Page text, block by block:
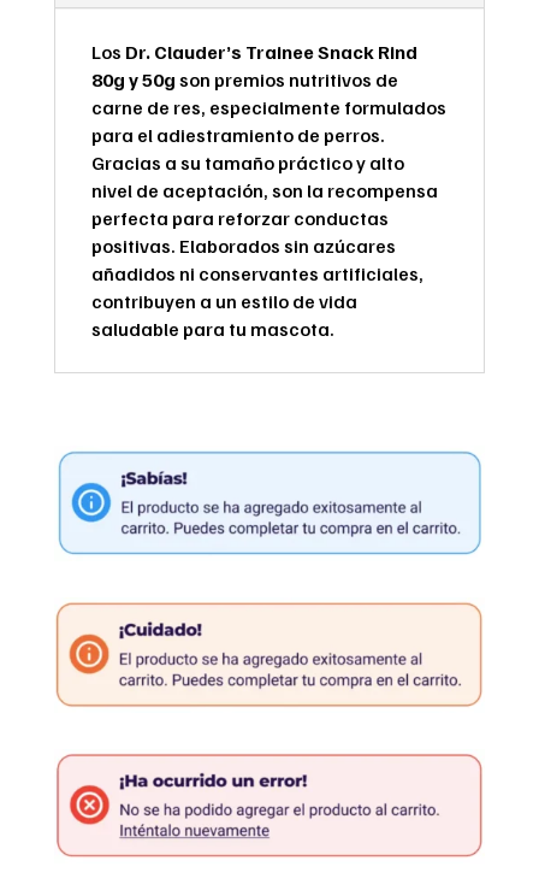
Los Dr. Clauder’s Trainee Snack Rind
80g y 50g son premios nutritivos de
carne de res, especialmente formulados
para el adiestramiento de perros.
Gracias a su tamaño práctico y alto
nivel de aceptación, son la recompensa
perfecta para reforzar conductas
positivas. Elaborados sin azúcares
añadidos ni conservantes artificiales,
contribuyen a un estilo de vida
saludable para tu mascota.